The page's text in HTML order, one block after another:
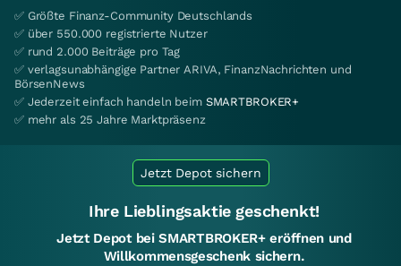
✅ Größte Finanz-Community Deutschlands
✅ über 550.000 registrierte Nutzer
✅ rund 2.000 Beiträge pro Tag
✅ verlagsunabhängige Partner ARIVA, FinanzNachrichten und
BörsenNews
✅ Jederzeit einfach handeln beim SMARTBROKER+
✅ mehr als 25 Jahre Marktpräsenz
Jetzt Depot sichern
Ihre Lieblingsaktie geschenkt!
Jetzt Depot bei SMARTBROKER+ eröffnen und
Willkommensgeschenk sichern.